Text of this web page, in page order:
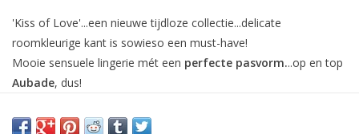
'Kiss of Love'...een nieuwe tijdloze collectie...delicate
roomkleurige kant is sowieso een must-have!
Mooie sensuele lingerie mét een perfecte pasvorm...op en top
Aubade, dus!
Materiaal: